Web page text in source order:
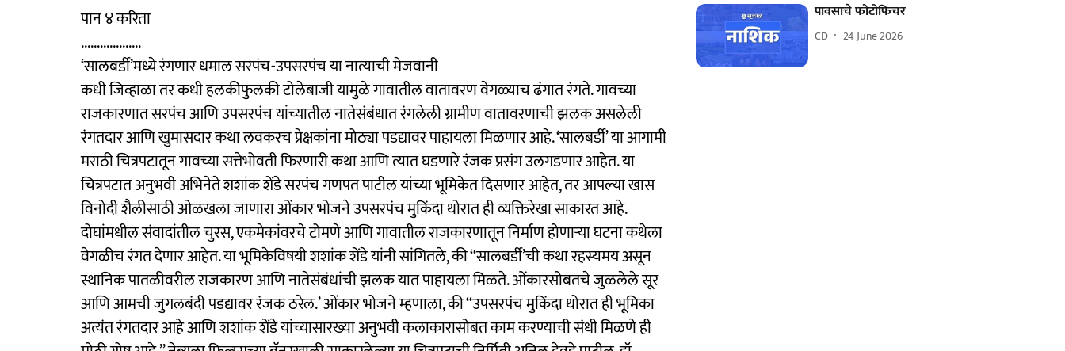
पान ४ करिता
...................
‘सालबर्डी’मध्ये रंगणार धमाल सरपंच-उपसरपंच या नात्याची मेजवानी
कधी जिव्हाळा तर कधी हलकीफुलकी टोलेबाजी यामुळे गावातील वातावरण वेगळ्याच ढंगात रंगते. गावच्या
राजकारणात सरपंच आणि उपसरपंच यांच्यातील नातेसंबंधात रंगलेली ग्रामीण वातावरणाची झलक असलेली
रंगतदार आणि खुमासदार कथा लवकरच प्रेक्षकांना मोठ्या पडद्यावर पाहायला मिळणार आहे. ‘सालबर्डी’ या आगामी
मराठी चित्रपटातून गावच्या सत्तेभोवती फिरणारी कथा आणि त्यात घडणारे रंजक प्रसंग उलगडणार आहेत. या
चित्रपटात अनुभवी अभिनेते शशांक शेंडे सरपंच गणपत पाटील यांच्या भूमिकेत दिसणार आहेत, तर आपल्या खास
विनोदी शैलीसाठी ओळखला जाणारा ओंकार भोजने उपसरपंच मुकिंदा थोरात ही व्यक्तिरेखा साकारत आहे.
दोघांमधील संवादांतील चुरस, एकमेकांवरचे टोमणे आणि गावातील राजकारणातून निर्माण होणाऱ्या घटना कथेला
वेगळीच रंगत देणार आहेत. या भूमिकेविषयी शशांक शेंडे यांनी सांगितले, की ‘‘सालबर्डी’ची कथा रहस्यमय असून
स्थानिक पातळीवरील राजकारण आणि नातेसंबंधांची झलक यात पाहायला मिळते. ओंकारसोबतचे जुळलेले सूर
आणि आमची जुगलबंदी पडद्यावर रंजक ठरेल.’ ओंकार भोजने म्हणाला, की ‘‘उपसरपंच मुकिंदा थोरात ही भूमिका
अत्यंत रंगतदार आहे आणि शशांक शेंडे यांच्यासारख्या अनुभवी कलाकारासोबत काम करण्याची संधी मिळणे ही
पावसाचे फोटोफिचर
CD 24 June 2026